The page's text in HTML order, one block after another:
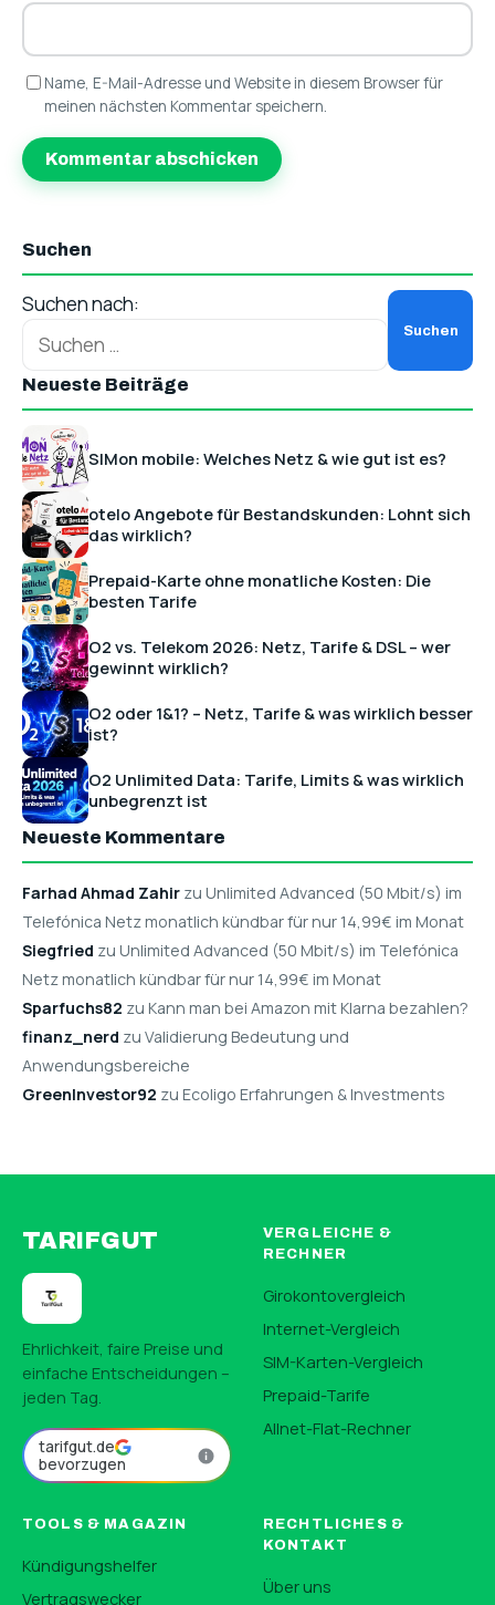
Name, E-Mail-Adresse und Website in diesem Browser für
meinen nächsten Kommentar speichern.
Suchen
Suchen nach:
Neueste Beiträge
SIMon mobile: Welches Netz & wie gut ist es?
otelo Angebote für Bestandskunden: Lohnt sich
das wirklich?
Prepaid-Karte ohne monatliche Kosten: Die
besten Tarife
O2 vs. Telekom 2026: Netz, Tarife & DSL – wer
gewinnt wirklich?
O2 oder 1&1? – Netz, Tarife & was wirklich besser
ist?
O2 Unlimited Data: Tarife, Limits & was wirklich
unbegrenzt ist
Neueste Kommentare
Farhad Ahmad Zahir zu Unlimited Advanced (50 Mbit/s) im
Telefónica Netz monatlich kündbar für nur 14,99€ im Monat
Siegfried zu Unlimited Advanced (50 Mbit/s) im Telefónica
Netz monatlich kündbar für nur 14,99€ im Monat
Sparfuchs82 zu Kann man bei Amazon mit Klarna bezahlen?
finanz_nerd zu Validierung Bedeutung und
Anwendungsbereiche
GreenInvestor92 zu Ecoligo Erfahrungen & Investments
TARIFGUT
Ehrlichkeit, faire Preise und
einfache Entscheidungen –
jeden Tag.
tarifgut.de
bevorzugen
VERGLEICHE &
RECHNER
Girokontovergleich
Internet-Vergleich
SIM-Karten-Vergleich
Prepaid-Tarife
Allnet-Flat-Rechner
TOOLS & MAGAZIN
Kündigungshelfer
Vertragswecker
RECHTLICHES &
KONTAKT
Über uns